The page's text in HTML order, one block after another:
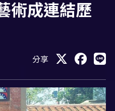
成連結歷
分享